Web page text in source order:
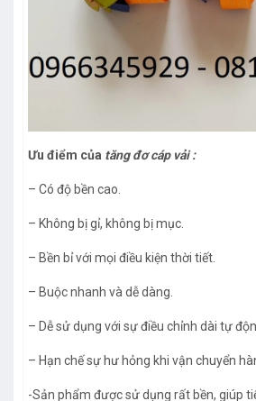
Ưu điểm của tăng đơ cáp vải :
– Có độ bền cao.
– Không bị gỉ, không bị mục.
– Bền bỉ với mọi điều kiện thời tiết.
– Buộc nhanh và dễ dàng.
– Dễ sử dụng với sự điều chỉnh dài tự
– Hạn chế sự hư hỏng khi vận chuyển
-Sản phẩm được sử dụng rất bền, giúp